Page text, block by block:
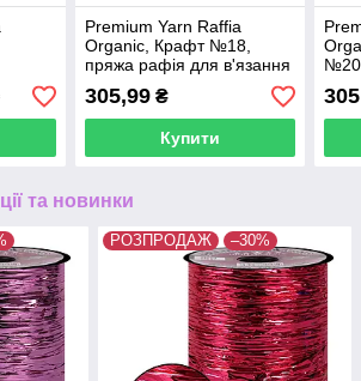
Premium Yarn Raffia
Organic, Крафт №18,
пряжа рафія для в'язання
305,99₴
Купити
та новинки
РОЗПРОДАЖ –30%